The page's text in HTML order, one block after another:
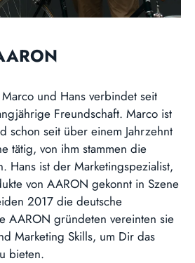
und Hans verbindet seit
Freundschaft. Marco ist
schon seit über einem Jahrzehnt
tätig, von ihm stammen die
Hans ist der Marketingspezialist,
von AARON gekonnt in Szene
2017 die deutsche
AARON gründeten vereinten sie
Marketing Skills, um Dir das
bieten.